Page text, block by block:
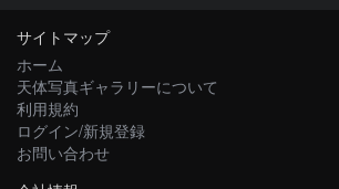
サイトマップ
ホーム
天体写真ギャラリーについて
利用規約
ログイン/新規登録
お問い合わせ